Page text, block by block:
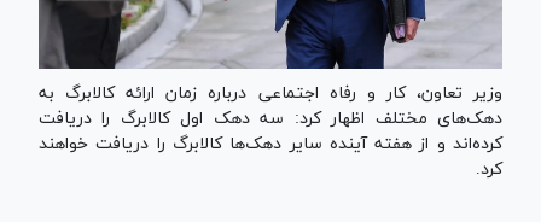
وزیر تعاون، کار و رفاه اجتماعی درباره زمان ارائه کالابرگ به
دهک‌های مختلف اظهار کرد: سه دهک اول کالابرگ را دریافت
کرده‌اند و از هفته آینده سایر دهک‌ها کالابرگ را دریافت خواهند
کرد.